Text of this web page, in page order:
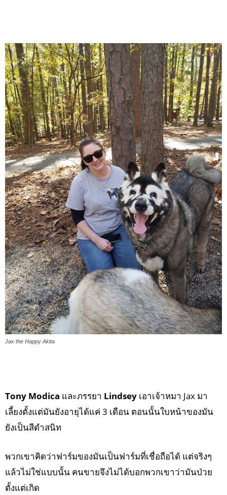
Jax the Happy Akita
Tony Modica และภรรยา Lindsey เอาเจ้าหมา Jax มา
เลี้ยงตั้งแต่มันยังอายุได้แค่ 3 เดือน ตอนนั้นใบหน้าของมัน
ยังเป็นสีดำสนิท
พวกเขาคิดว่าฟาร์มของมันเป็นฟาร์มที่เชื่อถือได้ แต่จริงๆ
แล้วไม่ใช่แบบนั้น คนขายจึงไม่ได้บอกพวกเขาว่ามันป่วย
ตั้งแต่เกิด